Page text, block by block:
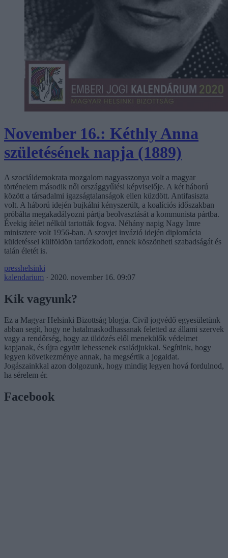
November 16.: Kéthly Anna
születésének napja (1889)
A szociáldemokrata mozgalom nagyasszonya volt a magyar
történelem második női országgyűlési képviselője. A két háború
között a társadalmi igazságtalanságok ellen küzdött. Antifasiszta
volt. A háború idején bujkálni kényszerült, a koalíciós időszakban
próbálta megakadályozni pártja beolvasztását a kommunista pártba.
Évekig ítélet nélkül tartották fogva. Néhány napig Nagy Imre
minisztere volt 1956-ban. A szovjet invázió idején diplomácia
küldetéssel külföldön tartózkodott, ennek köszönheti szabadságát és
talán életét is.
presshelsinki
kalendarium · 2020. november 16. 09:07
Kik vagyunk?
Ez a Magyar Helsinki Bizottság blogja. Civil jogvédő egyesületünk
abban segít, hogy ne hatalmaskodhassanak feletted az állami szervek
vagy a rendőrség, hogy az üldözés elől menekülők védelmet
kapjanak, és újra együtt lehessenek családjukkal. Segítünk, hogy
legyen következménye annak, ha megsértik a jogaidat.
Jogászainkkal azon dolgozunk, hogy mindig legyen hová fordulnod,
ha sérelem ér.
Facebook